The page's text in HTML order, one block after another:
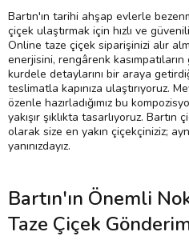
Bartın'ın tarihi ahşap evlerle
çiçek ulaştırmak için hızlı ve
Online taze çiçek siparişinizi alır
enerjisini, rengârenk
kurdele detaylarını bir araya
teslimatla kapınıza ulaştırıyoruz.
özenle hazırladığımız bu
yakışır şıklıkta tasarlıyoruz. Bartın
olarak size en yakın çiçekçiniziz;
yanınızdayız.
Bartın'ın Önemli
Taze Çiçek